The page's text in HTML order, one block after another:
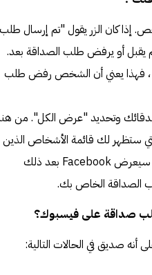
إذا كان الزر يقول "تم إرسال طلب
يقبل أو يرفض طلب الصداقة بعد.
أضف صديق" ، فهذا يعني أن الشخص رفض طلب
وتحديد "عرض الكل". من
ستظهر لك قائمة الأشخاص الذين
لم يقبلوا طلب الصداقة الخاص بك. سيعرض Facebook بعد ذلك
الصداقة الخاص بك.
صداقة على فيسبوك؟
صديق في الحالات التالية: